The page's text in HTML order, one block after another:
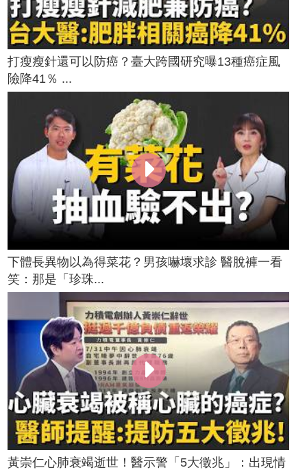
打瘦瘦針還可以防癌？臺大跨國研究曝13種癌症風
險降41％ ...
下體長異物以為得菜花？男孩嚇壞求診 醫脫褲一看
笑：那是「珍珠...
黃崇仁心肺衰竭逝世！醫示警「5大徵兆」：出現情